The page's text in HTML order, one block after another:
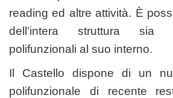
reading ed altre attività. È
dell’intera struttura sia
polifunzionali al suo interno.
Il Castello dispone di un
polifunzionale di recente